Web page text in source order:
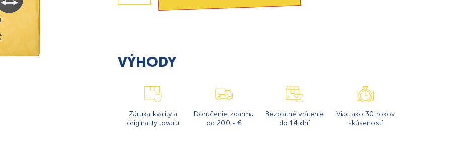
VÝHODY
Záruka kvality a
originality tovaru
Doručenie zdarma
od 200,- €
Bezplatné vrátenie
do 14 dní
Viac ako 30 rokov
skúseností